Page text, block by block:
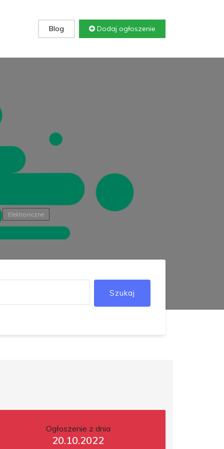
Blog Dodaj ogłoszenie
Elektroniczne
Szukaj
Ogłoszenie z dnia
20.10.2022